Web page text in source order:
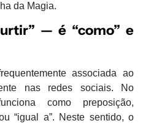
da Magia.
— é “como” e
associada ao
nas redes sociais. No
como preposição,
“igual a”. Neste sentido, o